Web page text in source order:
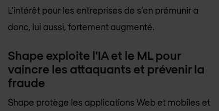
L’intérêt pour les entreprises de s’en prémunir a
donc, lui aussi, fortement augmenté.
Shape exploite l'IA et le ML pour
vaincre les attaquants et prévenir la
fraude
Shape protège les applications Web et mobiles et